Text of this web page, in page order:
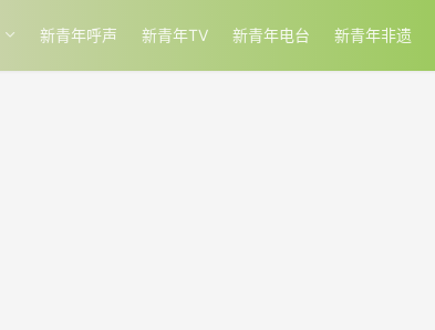
新青年呼声 新青年TV 新青年电台 新青年非遗